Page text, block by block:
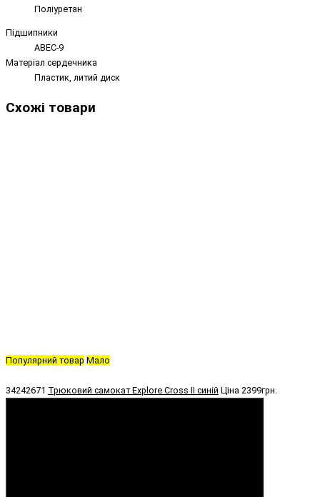
Поліуретан
Підшипники
ABEC-9
Матеріал сердечника
Пластик, литий диск
Схожі товари
Популярний товар Мало
34242671 Трюковий самокат Explore Cross II синій Ціна 2399грн.